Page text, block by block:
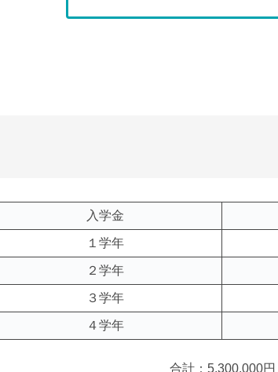
入学金
１学年
２学年
３学年
４学年
合計：5,300,000円